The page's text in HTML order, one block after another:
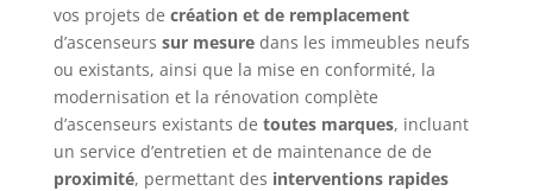
vos projets de création et de remplacement
d’ascenseurs sur mesure dans les immeubles neufs
ou existants, ainsi que la mise en conformité, la
modernisation et la rénovation complète
d’ascenseurs existants de toutes marques, incluant
un service d’entretien et de maintenance de de
proximité, permettant des interventions rapides